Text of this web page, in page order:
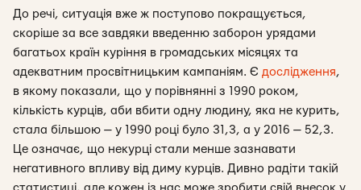
До речі, ситуація вже ж поступово покращується,
скоріше за все завдяки введенню заборон урядами
багатьох країн куріння в громадських місяцях та
адекватним просвітницьким кампаніям. Є дослідження,
в якому показали, що у порівнянні з 1990 роком,
кількість курців, аби вбити одну людину, яка не курить,
стала більшою — у 1990 році було 31,3, а у 2016 — 52,3.
Це означає, що некурці стали менше зазнавати
негативного впливу від диму курців. Дивно радіти такій